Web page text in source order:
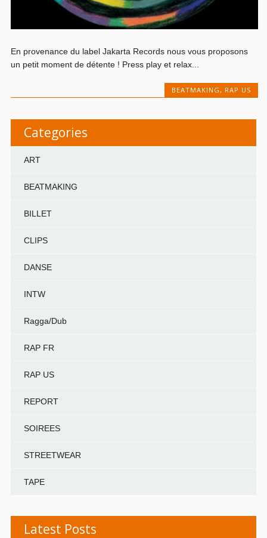
En provenance du label Jakarta Records nous vous proposons
un petit moment de détente ! Press play et relax...
BEATMAKING , RAP US
Categories
ART
BEATMAKING
BILLET
CLIPS
DANSE
INTW
Ragga/Dub
RAP FR
RAP US
REPORT
SOIREES
STREETWEAR
TAPE
Latest Posts